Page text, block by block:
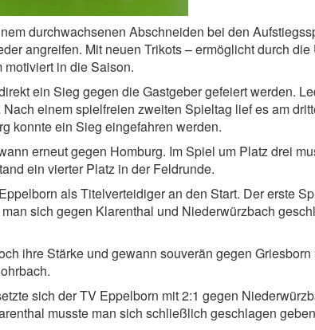
durchwachsenen Abschneiden bei den
angreifen. Mit neuen Trikots – ermöglicht durch
motiviert in die Saison.
ein Sieg gegen die Gastgeber gefeiert werden.
einem spielfreien zweiten Spieltag lief es am
konnte ein Sieg eingefahren werden.
erneut gegen Homburg. Im Spiel um Platz drei
ein vierter Platz in der Feldrunde.
als Titelverteidiger an den Start. Der erste
sich gegen Klarenthal und Niederwürzbach
ihre Stärke und gewann souverän gegen
sich der TV Eppelborn mit 2:1 gegen
musste man sich schließlich geschlagen